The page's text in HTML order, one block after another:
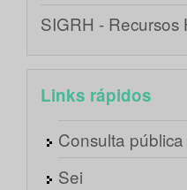
SIGRH - Recursos
Links rápidos
Consulta
Sei